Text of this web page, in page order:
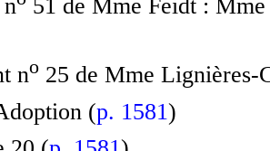
51 de Mme Feidt :
no 25 de Mme Lignières-
(p. 1581)